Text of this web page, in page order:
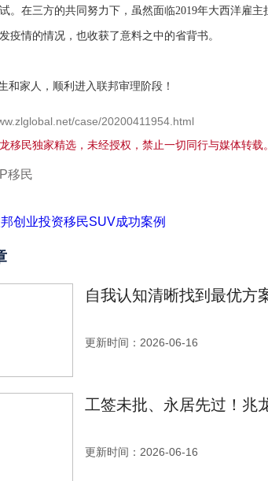
。在三方的共同努力下，虽然面临2019年大西洋雇
疫情的情况，也收获了意料之中的省背书。
家人，顺利进入联邦审理阶段！
case/20200411954.html
移民独家精选，未经授权，禁止一切同行与媒体转载
移民
创业投资移民SUV成功案例
自我认知清晰找到最优方
更新时间：2026-06-16
工签未批、永居先过！兆
更新时间：2026-06-16